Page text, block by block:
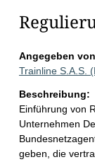
Angegeben
Trainline S.A.S.
Beschreibung:
Einführung von
Unternehmen
geben, die